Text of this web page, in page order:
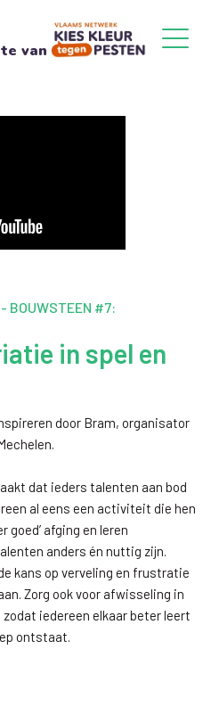
van
BOUWSTEEN #7:
in spel en
door Bram, organisator
dat ieders talenten aan bod
al eens een activiteit die hen
goed’ afging en leren
anders én nuttig zijn.
kans op verveling en frustratie
Zorg ook voor afwisseling in
iedereen elkaar beter leert
ontstaat.